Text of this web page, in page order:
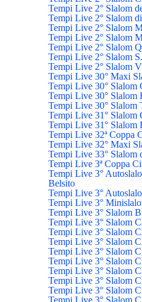
Tempi Live 2° Slalom
Tempi Live 2° Slalom
Tempi Live 2° Slalom
Tempi Live 2° Slalom
Tempi Live 2° Slalom
Tempi Live 2° Slalom
Tempi Live 2° Slalom
Tempi Live 30° Maxi
Tempi Live 30° Slalom
Tempi Live 30° Slalom
Tempi Live 30° Slalom
Tempi Live 31° Slalom
Tempi Live 31° Slalom
Tempi Live 32ª Coppa
Tempi Live 32° Maxi
Tempi Live 33° Slalom
Tempi Live 3ª Coppa
Tempi Live 3°
Belsito
Tempi Live 3°
Tempi Live 3°
Tempi Live 3° Slalom
Tempi Live 3° Slalom
Tempi Live 3° Slalom
Tempi Live 3° Slalom
Tempi Live 3° Slalom
Tempi Live 3° Slalom
Tempi Live 3° Slalom
Tempi Live 3° Slalom
Tempi Live 3° Slalom
Tempi Live 3° Slalom